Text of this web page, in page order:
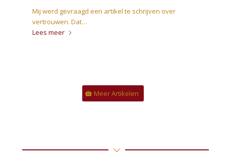
Mij werd gevraagd een artikel te schrijven over
vertrouwen. Dat…
Lees meer
Meer Artikelen